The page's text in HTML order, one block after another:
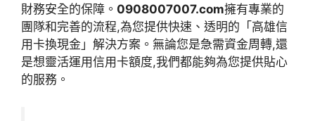
財務安全的保障。 0908007007.com擁有專業的
團隊和完善的流程,為您提供快速、透明的「高雄信
用卡換現金」解決方案。無論您是急需資金周轉,還
是想靈活運用信用卡額度,我們都能夠為您提供貼心
的服務。